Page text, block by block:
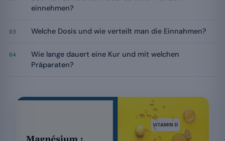
einnehmen?
03 Welche Dosis und wie verteilt man die Einnahmen?
04
Wie lange dauert eine Kur und mit welchen
Präparaten?